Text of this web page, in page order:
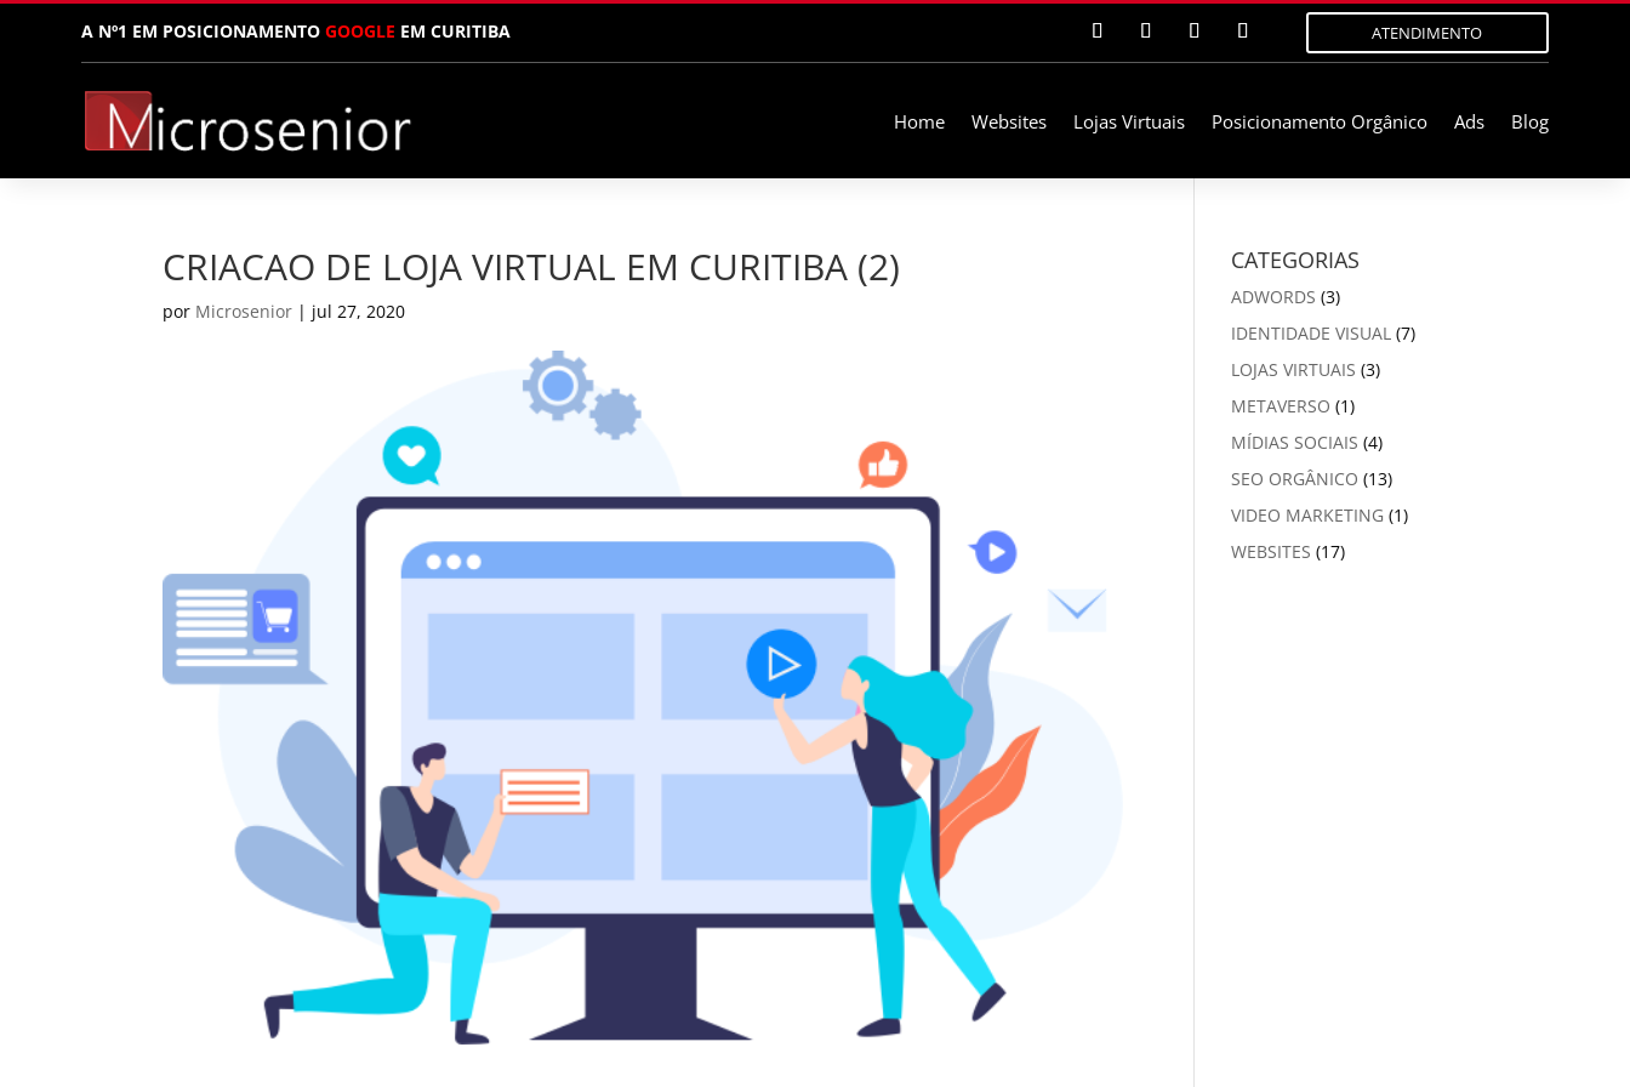
A Nº1 EM POSICIONAMENTOGOOGLE EM CURITIBA ATENDIMENTO
Home Websites Lojas Virtuais Posicionamento Orgânico Ads Blog
CRIACAO DE LOJA VIRTUAL EM CURITIBA (2)
por Microsenior | jul 27, 2020
CATEGORIAS
ADWORDS (3)
IDENTIDADE VISUAL (7)
LOJAS VIRTUAIS (3)
METAVERSO (1)
MÍDIAS SOCIAIS (4)
SEO ORGÂNICO (13)
VIDEO MARKETING (1)
WEBSITES (17)